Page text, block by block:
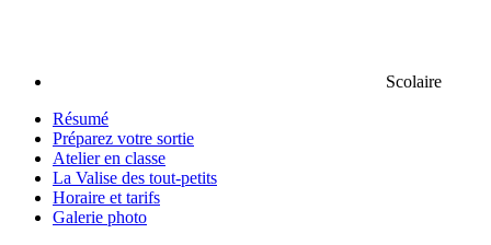
Scolaire
Résumé
Préparez votre sortie
Atelier en classe
La Valise des tout-petits
Horaire et tarifs
Galerie photo